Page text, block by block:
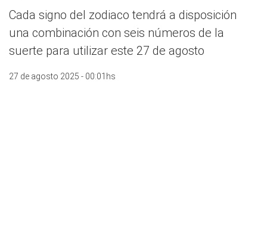
Cada signo del zodiaco tendrá a disposición
una combinación con seis números de la
suerte para utilizar este 27 de agosto
27 de agosto 2025 - 00:01hs